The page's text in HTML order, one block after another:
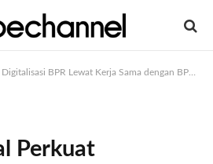
BPR Lewat Kerja Sama dengan BPR Olympindo Group
Perkuat